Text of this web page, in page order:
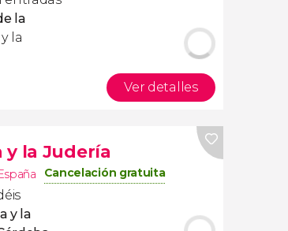
la
la
Ver detalles
la Judería
Cancelación gratuita
y la